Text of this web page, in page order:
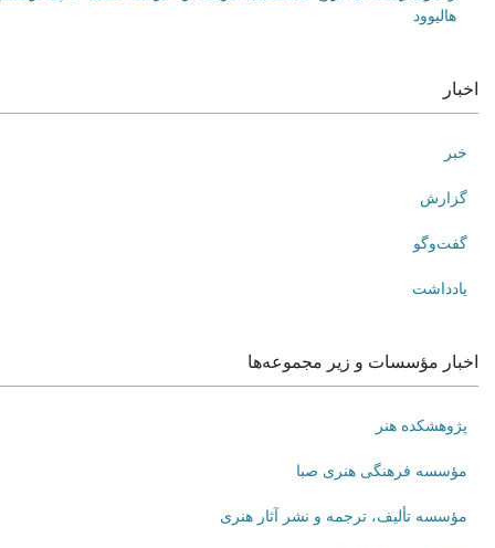
هالیوود
اخبار
خبر
گزارش
گفت‌وگو
یادداشت
اخبار مؤسسات و زیر مجموعه‌ها
پژوهشکده هنر
مؤسسه فرهنگی هنری صبا
مؤسسه تألیف، ترجمه و نشر آثار هنری